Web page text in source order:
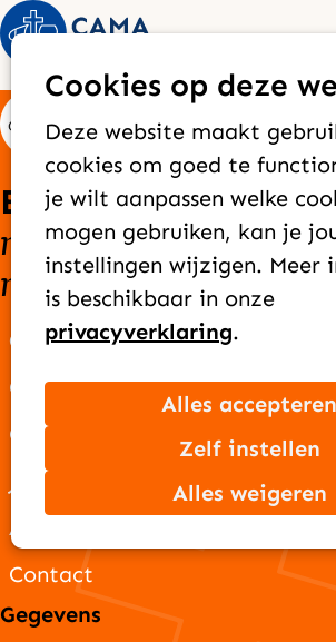
Cookies op deze
Deze website maakt
cookies om goed te
je wilt aanpassen welke
mogen gebruiken, kan je
instellingen wijzigen. Meer
is beschikbaar in onze
privacyverklaring.
Alles accepteren
Zelf instellen
Alles weigeren
Elke dag bereiken
nieuwe mensen met
nieuws van Jezus
Over CAMA Zending
Onze missie
Ons team
Jaarverslag
ANBI-gegevens
Contact
Gegevens